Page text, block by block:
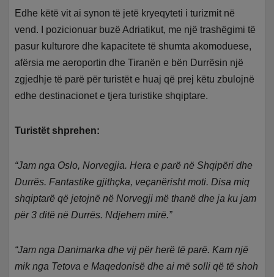
Edhe këtë vit ai synon të jetë kryeqyteti i turizmit në
vend. I pozicionuar buzë Adriatikut, me një trashëgimi të
pasur kulturore dhe kapacitete të shumta akomoduese,
afërsia me aeroportin dhe Tiranën e bën Durrësin një
zgjedhje të parë për turistët e huaj që prej këtu zbulojnë
edhe destinacionet e tjera turistike shqiptare.
Turistët shprehen:
“Jam nga Oslo, Norvegjia. Hera e parë në Shqipëri dhe
Durrës. Fantastike gjithçka, veçanërisht moti. Disa miq
shqiptarë që jetojnë në Norvegji më thanë dhe ja ku jam
për 3 ditë në Durrës. Ndjehem mirë.”
“Jam nga Danimarka dhe vij për herë të parë. Kam një
mik nga Tetova e Maqedonisë dhe ai më solli që të shoh